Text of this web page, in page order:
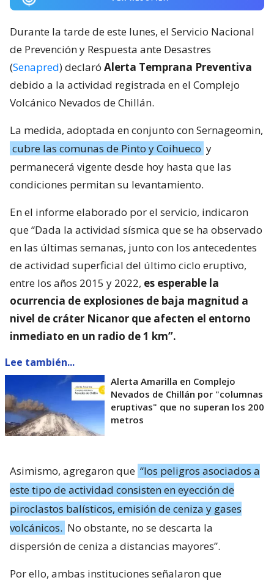
Durante la tarde de este lunes, el Servicio Nacional
de Prevención y Respuesta ante Desastres
(Senapred) declaró Alerta Temprana Preventiva
debido a la actividad registrada en el Complejo
Volcánico Nevados de Chillán.
La medida, adoptada en conjunto con Sernageomin,
cubre las comunas de Pinto y Coihueco y
permanecerá vigente desde hoy hasta que las
condiciones permitan su levantamiento.
En el informe elaborado por el servicio, indicaron
que “Dada la actividad sísmica que se ha observado
en las últimas semanas, junto con los antecedentes
de actividad superficial del último ciclo eruptivo,
entre los años 2015 y 2022, es esperable la
ocurrencia de explosiones de baja magnitud a
nivel de cráter Nicanor que afecten el entorno
inmediato en un radio de 1 km”.
Lee también...
Alerta Amarilla en Complejo
Nevados de Chillán por "columnas
eruptivas" que no superan los 200
metros
Asimismo, agregaron que “los peligros asociados a
este tipo de actividad consisten en eyección de
piroclastos balísticos, emisión de ceniza y gases
volcánicos. No obstante, no se descarta la
dispersión de ceniza a distancias mayores”.
Por ello, ambas instituciones señalaron que